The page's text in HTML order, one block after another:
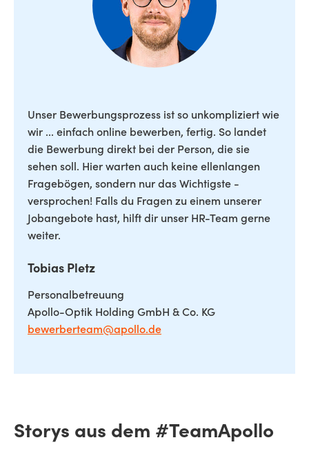
Unser Bewerbungsprozess ist so unkompliziert wie
wir ... einfach online bewerben, fertig. So landet
die Bewerbung direkt bei der Person, die sie
sehen soll. Hier warten auch keine ellenlangen
Fragebögen, sondern nur das Wichtigste -
versprochen! Falls du Fragen zu einem unserer
Jobangebote hast, hilft dir unser HR-Team gerne
weiter.
Tobias Pletz
Personalbetreuung
Apollo-Optik Holding GmbH & Co. KG
bewerberteam@apollo.de
Storys aus dem #TeamApollo